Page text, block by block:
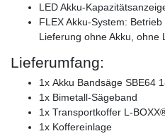
LED Akku-
FLEX Akku-System:
Lieferung ohne Akku, ohne
Lieferumfang:
1x Akku Bandsäge SBE64
1x Bimetall-Sägeband
1x Transportkoffer L-
1x Koffereinlage